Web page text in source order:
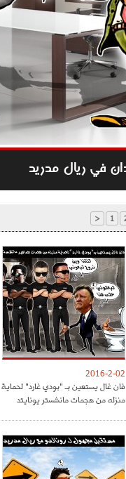
< 1
2016-2-02
فان غال يستعين بـ "بودي غارد" لحماية
منزله من هجمات مانشستر يونايتد